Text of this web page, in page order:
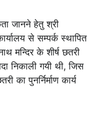
जानने हेतु श्री
से सम्पर्क स्थापित
मन्दिर के शीर्ष छतरी
निकाली गयी थी, जिस
का पुनर्निर्माण कार्य